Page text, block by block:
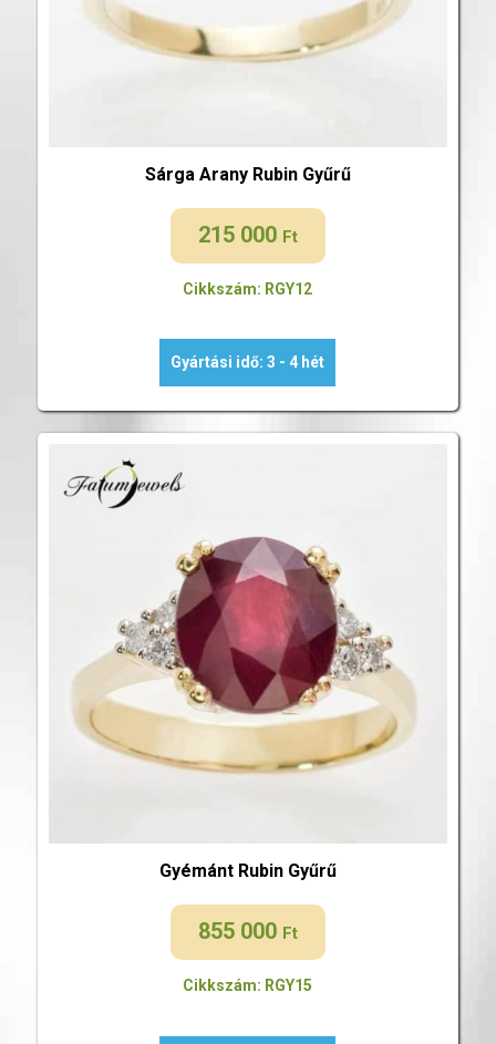
Sárga Arany Rubin Gyűrű
215 000 Ft
Cikkszám: RGY12
Gyártási idő: 3 - 4 hét
Gyémánt Rubin Gyűrű
855 000 Ft
Cikkszám: RGY15